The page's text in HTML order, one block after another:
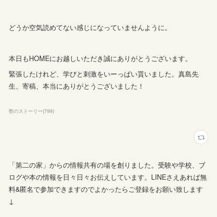
どうか空気読めてない感じになっていませんように。
本日もHOMEにお越しいただき誠にありがとうございます。
緊張したけれど、学びと刺激をいーっぱい貰いました。真島先
生、寄稿、本当にありがとうございました！
塾のストーリー(799)
「第二の家」からの情報共有の場を創りました。受験や学校、ブ
ログや本の情報を日々日々お伝えしています。LINEさえあれば無
料&匿名で参加できますのでよかったらご登録をお願い致します
↓